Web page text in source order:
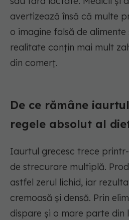
avertizează însă că multe
o imagine falsă de alimente
realitate conțin mai mult
din comerț.
De ce rămâne
regele absolut al
Iaurtul grecesc trece
de strecurare multiplă.
astfel zerul lichid, iar
cremoasă și densă. Prin
dispare și o mare parte din